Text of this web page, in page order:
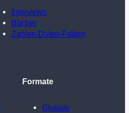
Interviews
Bücher
Zahlen-Daten-Fakten
Formate
Glossar